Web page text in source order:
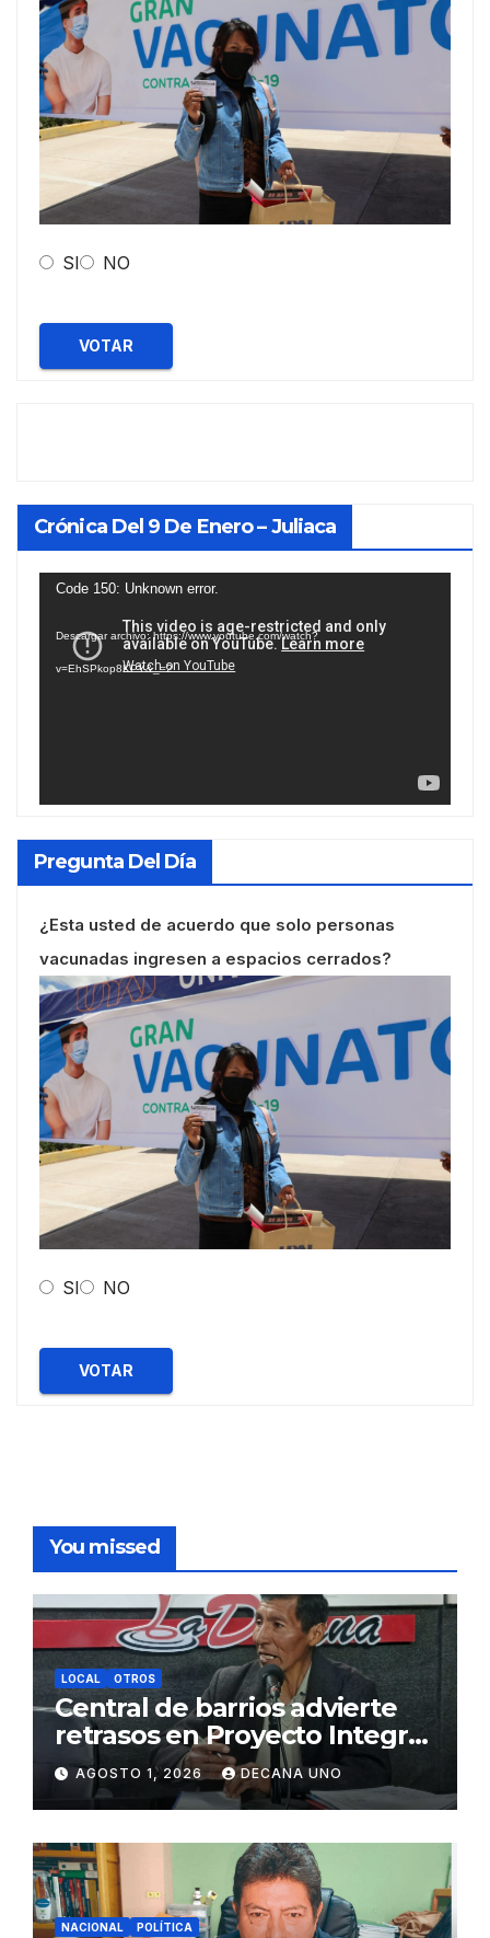
SI NO
VOTAR
Crónica Del 9 De Enero – Juliaca
Reproductor
vídeo
Code 150: Unknown error.
Descargar archivo: https://www.youtube.com/watch?
v=EhSPkop8KPY&_=2
Pregunta Del Día
¿Esta usted de acuerdo que solo personas
vacunadas ingresen a espacios cerrados?
SI NO
VOTAR
You missed
LOCAL OTROS
Central de barrios advierte
retrasos en Proyecto Integral
de Agua y Alcantarillado para
Juliaca
AGOSTO 1, 2026 DECANA UNO
NACIONAL POLÍTICA